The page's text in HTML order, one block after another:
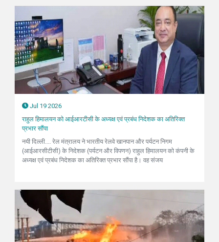
Jul 19 2026
राहुल हिमालयन को आईआरटीसी के अध्यक्ष एवं प्रबंध निदेशक का अतिरिक्त
प्रभार सौंपा
नयी दिल्ली.... रेल मंत्रालय ने भारतीय रेलवे खानपान और पर्यटन निगम
(आईआरसीटीसी) के निदेशक (पर्यटन और विपणन) राहुल हिमालयन को कंपनी के
अध्यक्ष एवं प्रबंध निदेशक का अतिरिक्त प्रभार सौंपा है। वह संजय